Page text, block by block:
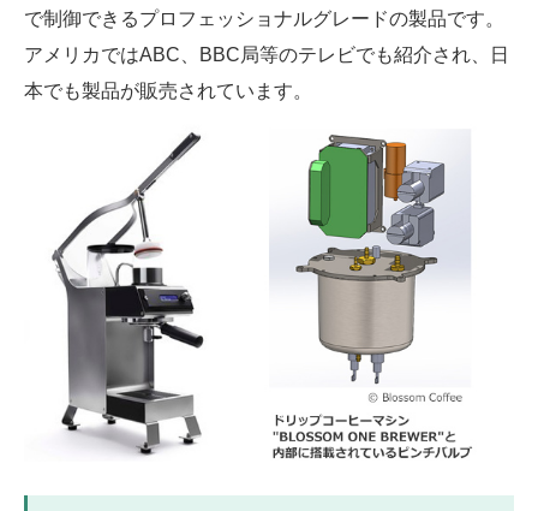
で制御できるプロフェッショナルグレードの製品です。
アメリカではABC、BBC局等のテレビでも紹介され、日
本でも製品が販売されています。